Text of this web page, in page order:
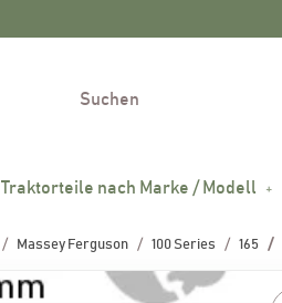
Traktorteile nach Marke / Modell
Massey Ferguson 100 Series 165